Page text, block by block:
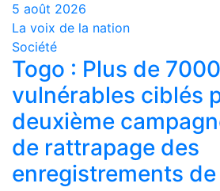
5 août 2026
La voix de la nation
Société
Togo : Plus de
vulnérables ciblés
deuxième
de rattrapage des
enregistrements